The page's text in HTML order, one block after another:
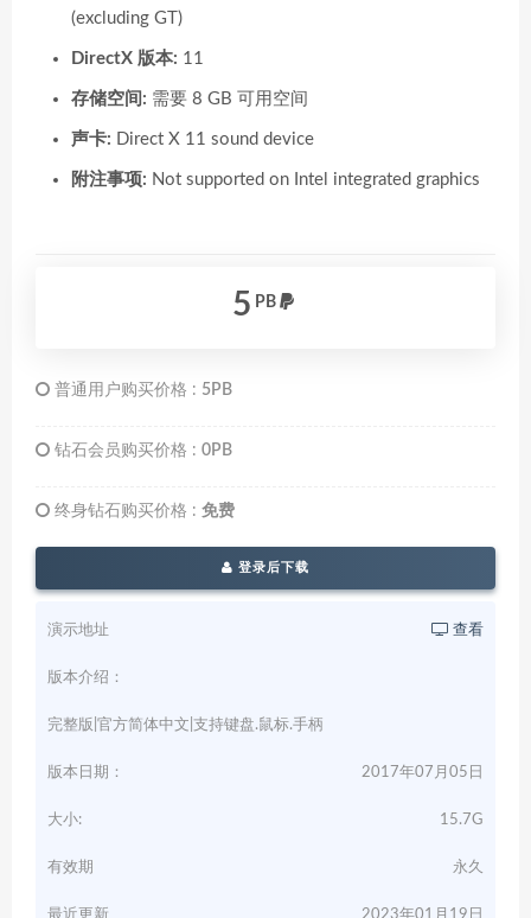
(excluding GT)
DirectX 版本: 11
存储空间: 需要 8 GB 可用空间
声卡: Direct X 11 sound device
附注事项: Not supported on Intel integrated graphics
5 PB
普通用户购买价格 : 5PB
钻石会员购买价格 : 0PB
终身钻石购买价格 : 免费
登录后下载
演示地址 查看
版本介绍：
完整版|官方简体中文|支持键盘.鼠标.手柄
版本日期： 2017年07月05日
大小: 15.7G
有效期 永久